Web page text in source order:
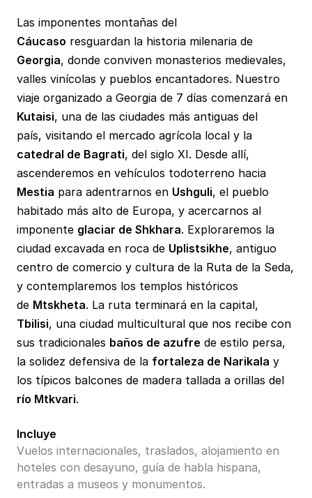
Las imponentes montañas del
Cáucaso resguardan la historia milenaria de
Georgia, donde conviven monasterios medievales,
valles vinícolas y pueblos encantadores. Nuestro
viaje organizado a Georgia de 7 días comenzará en
Kutaisi, una de las ciudades más antiguas del
país, visitando el mercado agrícola local y la
catedral de Bagrati, del siglo XI. Desde allí,
ascenderemos en vehículos todoterreno hacia
Mestia para adentrarnos en Ushguli, el pueblo
habitado más alto de Europa, y acercarnos al
imponente glaciar de Shkhara. Exploraremos la
ciudad excavada en roca de Uplistsikhe, antiguo
centro de comercio y cultura de la Ruta de la Seda,
y contemplaremos los templos históricos
de Mtskheta. La ruta terminará en la capital,
Tbilisi, una ciudad multicultural que nos recibe con
sus tradicionales baños de azufre de estilo persa,
la solidez defensiva de la fortaleza de Narikala y
los típicos balcones de madera tallada a orillas del
río Mtkvari.
Incluye
Vuelos internacionales, traslados, alojamiento en
hoteles con desayuno, guía de habla hispana,
entradas a museos y monumentos.